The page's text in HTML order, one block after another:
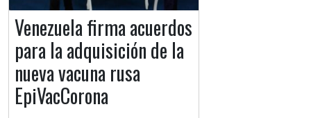
Venezuela firma acuerdos
para la adquisición de la
nueva vacuna rusa
EpiVacCorona